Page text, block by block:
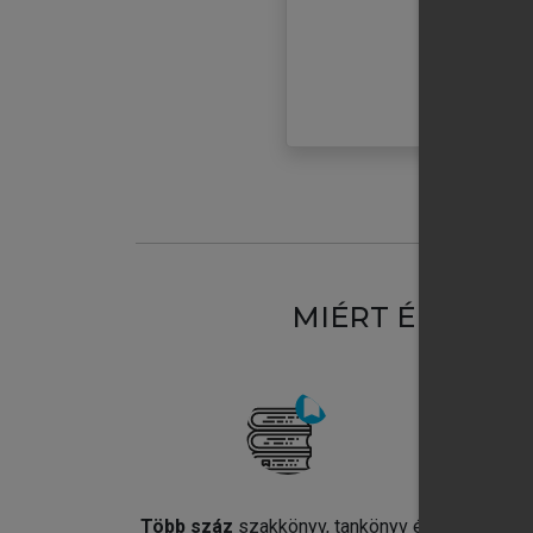
MIÉRT
Több száz szakkönyv, tankönyv és